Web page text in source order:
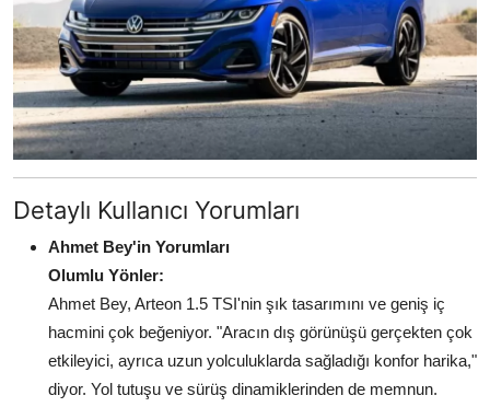
Detaylı Kullanıcı Yorumları
Ahmet Bey'in Yorumları
Olumlu Yönler:
Ahmet Bey, Arteon 1.5 TSI'nin şık tasarımını ve geniş iç
hacmini çok beğeniyor. "Aracın dış görünüşü gerçekten çok
etkileyici, ayrıca uzun yolculuklarda sağladığı konfor harika,"
diyor. Yol tutuşu ve sürüş dinamiklerinden de memnun.